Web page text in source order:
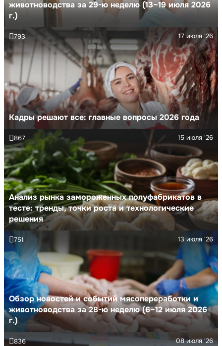
животноводства за 29-ю неделю (13–19 июля 2026
г.)
Кадры решают все: главные вопросы 2026 года
17 июля '26
793
Анализ рынка замороженных полуфабрикатов в
тесте: тренды, точки роста и технологические
решения
15 июля '26
867
Обзор новостей и событий мясопереработки и
животноводства за 28-ю неделю (6–12 июля 2026
г.)
13 июля '26
751
08 июля '26
836